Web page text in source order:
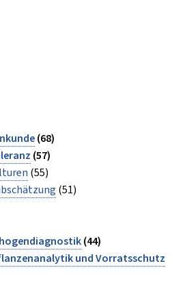
(68)
(57)
(55)
(51)
(44)
und Vorratsschutz